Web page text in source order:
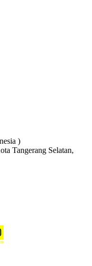
)
Tangerang Selatan,